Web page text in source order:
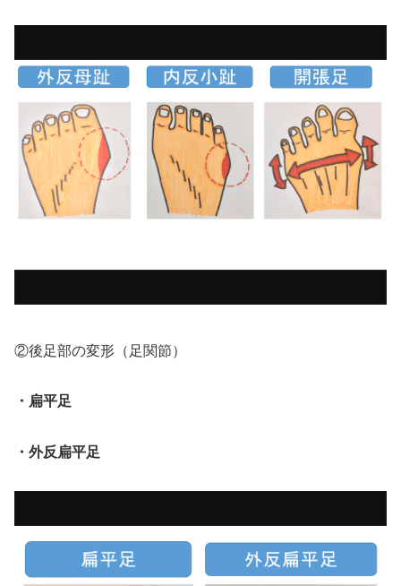
②後足部の変形（足関節）
・扁平足
・外反扁平足